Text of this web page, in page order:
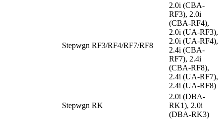
Stepwgn RF3/RF4/RF7/RF8
2.0i (CBA-
RF3), 2.0i
(CBA-RF4),
2.0i (UA-RF3),
2.0i (UA-RF4),
2.4i (CBA-
RF7), 2.4i
(CBA-RF8),
2.4i (UA-RF7),
2.4i (UA-RF8)
Stepwgn RK
2.0i (DBA-
RK1), 2.0i
(DBA-RK3)